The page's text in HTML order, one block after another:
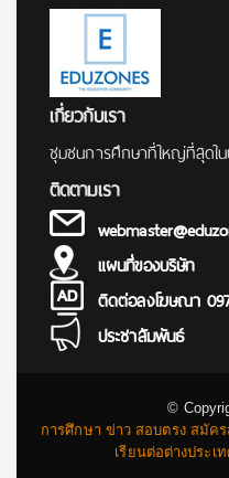
เกี่ยวกับเรา
ชุมชนการศึกษาที่ใหญ่ที่สุดใน
ติดตามเรา
แผนที่ของบริษัท
ติดต่อลงโฆษณา
ประชาสัมพันธ์
©
การศึกษา ข่าว สอบตรง สมัค
เรียนต่อต่างประเ